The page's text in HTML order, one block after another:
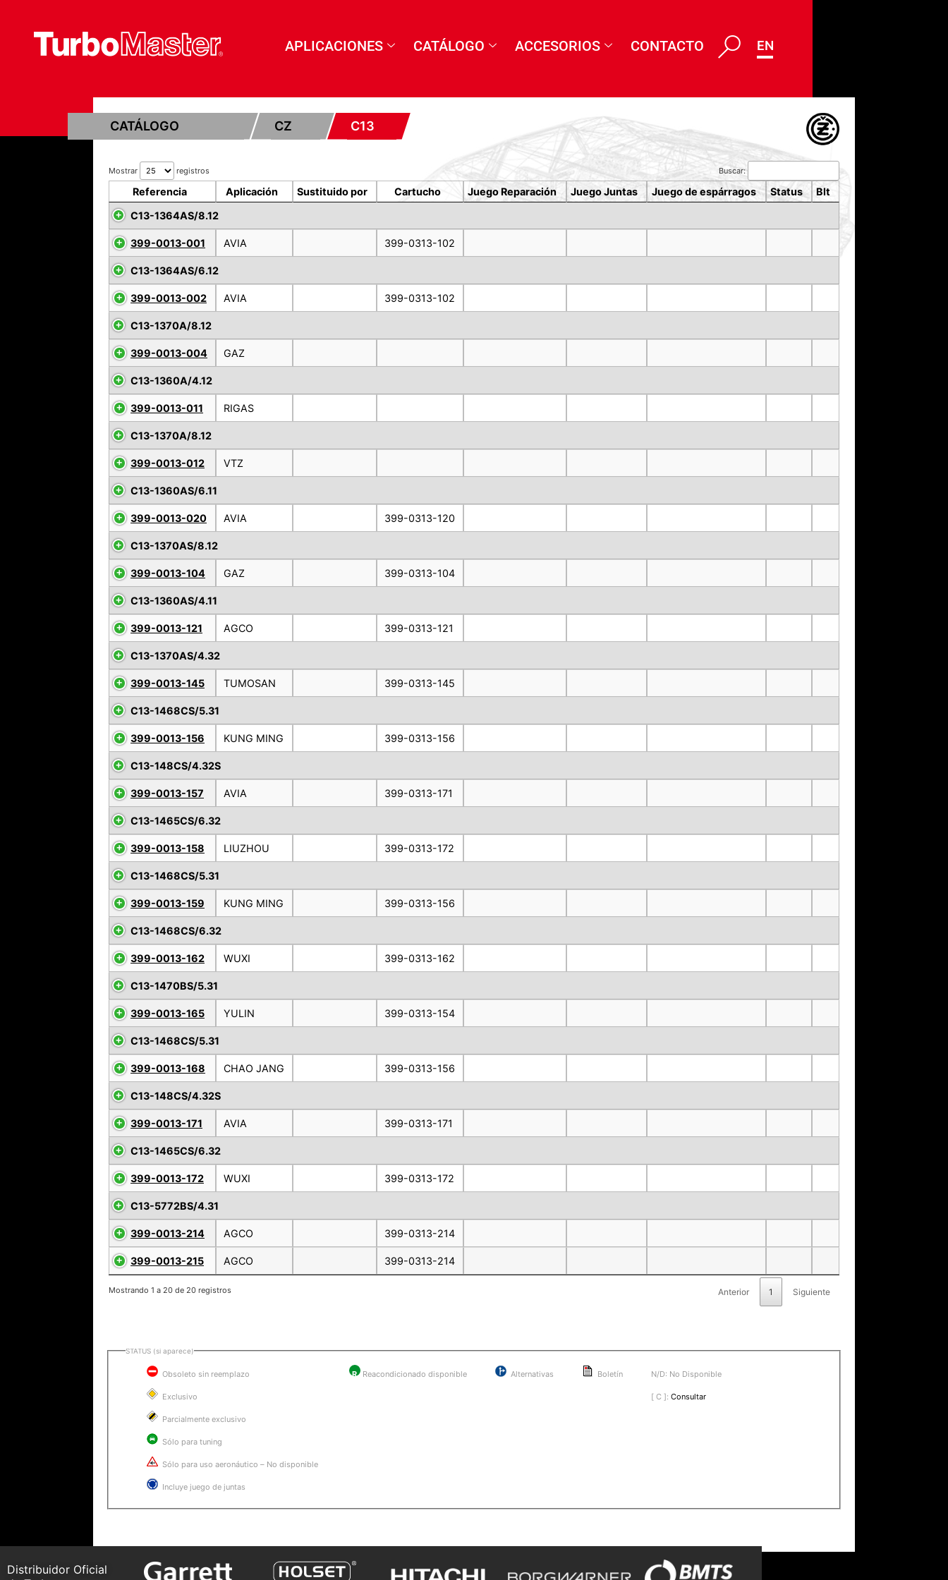
APLICACIONES CATÁLOGO ACCESORIOS CONTACTO ENG
CATÁLOGO CZ C13
Mostrar registros Buscar:
Referencia Aplicación Sustituido por Cartucho Juego Reparación Juego Juntas Juego de espárragos Status
Blt
C13-1364AS/8.12
399-0013-001 AVIA 399-0313-102
C13-1364AS/6.12
399-0013-002 AVIA 399-0313-102
C13-1370A/8.12
399-0013-004 GAZ
C13-1360A/4.12
399-0013-011 RIGAS
C13-1370A/8.12
399-0013-012 VTZ
C13-1360AS/6.11
399-0013-020 AVIA 399-0313-120
C13-1370AS/8.12
399-0013-104 GAZ 399-0313-104
C13-1360AS/4.11
399-0013-121 AGCO 399-0313-121
C13-1370AS/4.32
399-0013-145 TUMOSAN 399-0313-145
C13-1468CS/5.31
399-0013-156 KUNG MING 399-0313-156
C13-148CS/4.32S
399-0013-157 AVIA 399-0313-171
C13-1465CS/6.32
399-0013-158 LIUZHOU 399-0313-172
C13-1468CS/5.31
399-0013-159 KUNG MING 399-0313-156
C13-1468CS/6.32
399-0013-162 WUXI 399-0313-162
C13-1470BS/5.31
399-0013-165 YULIN 399-0313-154
C13-1468CS/5.31
399-0013-168 CHAO JANG 399-0313-156
C13-148CS/4.32S
399-0013-171 AVIA 399-0313-171
C13-1465CS/6.32
399-0013-172 WUXI 399-0313-172
C13-5772BS/4.31
399-0013-214 AGCO 399-0313-214
399-0013-215 AGCO 399-0313-214
Mostrando 1 a 20 de 20 registros Anterior 1 Siguiente
STATUS (si aparece)
Obsoleto sin reemplazo
Exclusivo
Parcialmente exclusivo
Sólo para tuning
Sólo para uso aeronáutico – No disponible
Incluye juego de juntas
R Reacondicionado disponible Alternativas Boletín N/D: No Disponible
[ C ]: Consultar
Distribuidor Oficial